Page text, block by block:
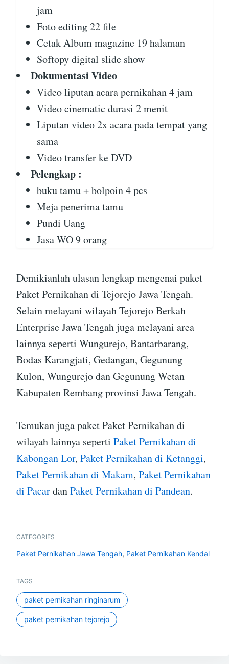
jam
Foto editing 22 file
Cetak Album magazine 19 halaman
Softopy digital slide show
Dokumentasi Video
Video liputan acara pernikahan 4 jam
Video cinematic durasi 2 menit
Liputan video 2x acara pada tempat yang
sama
Video transfer ke DVD
Pelengkap :
buku tamu + bolpoin 4 pcs
Meja penerima tamu
Pundi Uang
Jasa WO 9 orang
Demikianlah ulasan lengkap mengenai paket
Paket Pernikahan di Tejorejo Jawa Tengah.
Selain melayani wilayah Tejorejo Berkah
Enterprise Jawa Tengah juga melayani area
lainnya seperti Wungurejo, Bantarbarang,
Bodas Karangjati, Gedangan, Gegunung
Kulon, Wungurejo dan Gegunung Wetan
Kabupaten Rembang provinsi Jawa Tengah.
Temukan juga paket Paket Pernikahan di
wilayah lainnya seperti Paket Pernikahan di
Kabongan Lor, Paket Pernikahan di Ketanggi,
Paket Pernikahan di Makam, Paket Pernikahan
di PacardanPaket Pernikahan di Pandean.
CATEGORIES
Paket Pernikahan Jawa Tengah, Paket Pernikahan Kendal
TAGS
paket pernikahan ringinarum
paket pernikahan tejorejo